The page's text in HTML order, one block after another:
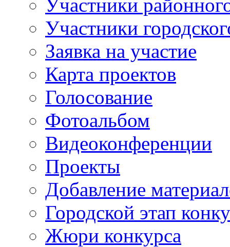
Участники
Участники
Заявка на участие
Карта проектов
Голосование
Фотоальбом
Видеоконференции
Проекты
Добавление
Городской этап
Жюри конкурса